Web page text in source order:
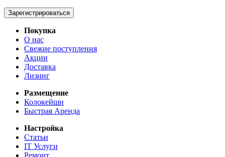
Зарегистрироваться
Покупка
О нас
Свежие поступления
Акции
Доставка
Лизинг
Размещение
Колокейшн
Быстрая Аренда
Настройка
Статьи
IT Услуги